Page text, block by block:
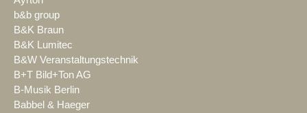
b&b group
B&K Braun
B&K Lumitec
B&W Veranstaltungstechnik
B+T Bild+Ton AG
B-Musik Berlin
Babbel & Haeger